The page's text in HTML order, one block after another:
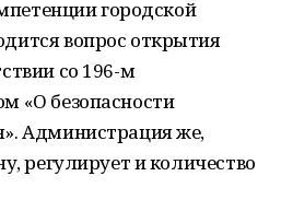
городской
вопрос открытия
со 196-м
«О безопасности
Администрация же,
регулирует и количество